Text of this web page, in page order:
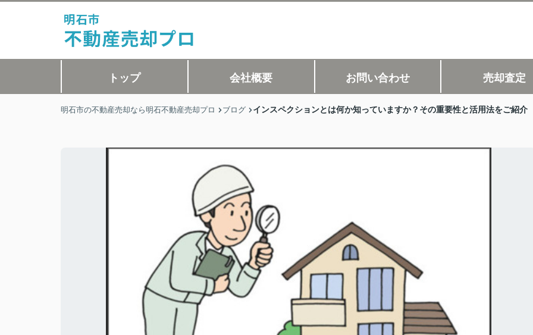
トップ 会社概要 お問い合わせ 売却査定
明石市の不動産売却なら明石不動産売却プロ ブログ インスペクションとは何か知っていますか？その重要性と活用法をご紹介